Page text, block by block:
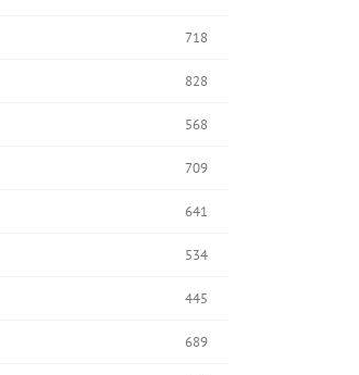
718
828
568
709
641
534
445
689